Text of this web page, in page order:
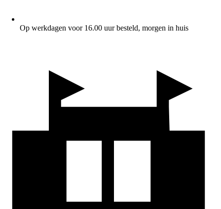
Op werkdagen voor 16.00 uur besteld, morgen in huis